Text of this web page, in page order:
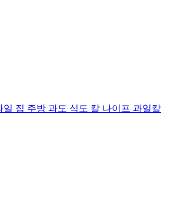
일 집 주방 과도 식도 칼 나이프 과일칼